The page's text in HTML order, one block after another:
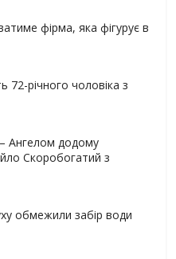
фірма, яка фігурує в
72-річного чоловіка з
Ангелом додому
Скоробогатий з
обмежили забір води